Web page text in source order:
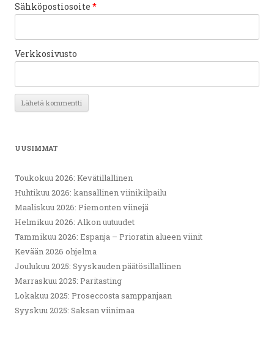
Sähköpostiosoite *
Verkkosivusto
UUSIMMAT
Toukokuu 2026: Kevätillallinen
Huhtikuu 2026: kansallinen viinikilpailu
Maaliskuu 2026: Piemonten viinejä
Helmikuu 2026: Alkon uutuudet
Tammikuu 2026: Espanja – Prioratin alueen viinit
Kevään 2026 ohjelma
Joulukuu 2025: Syyskauden päätösillallinen
Marraskuu 2025: Paritasting
Lokakuu 2025: Proseccosta samppanjaan
Syyskuu 2025: Saksan viinimaa